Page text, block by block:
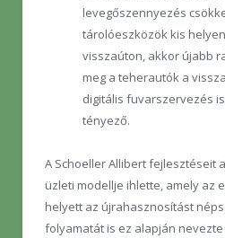
levegőszennyezés
tárolóeszközök kis
visszaúton, akkor újabb
meg a teherautók a
digitális fuvarszervezés
tényező.
A Schoeller Allibert fejlesztéseit
üzleti modellje ihlette, amely az
helyett az újrahasznosítást
folyamatát is ez alapján nevezte